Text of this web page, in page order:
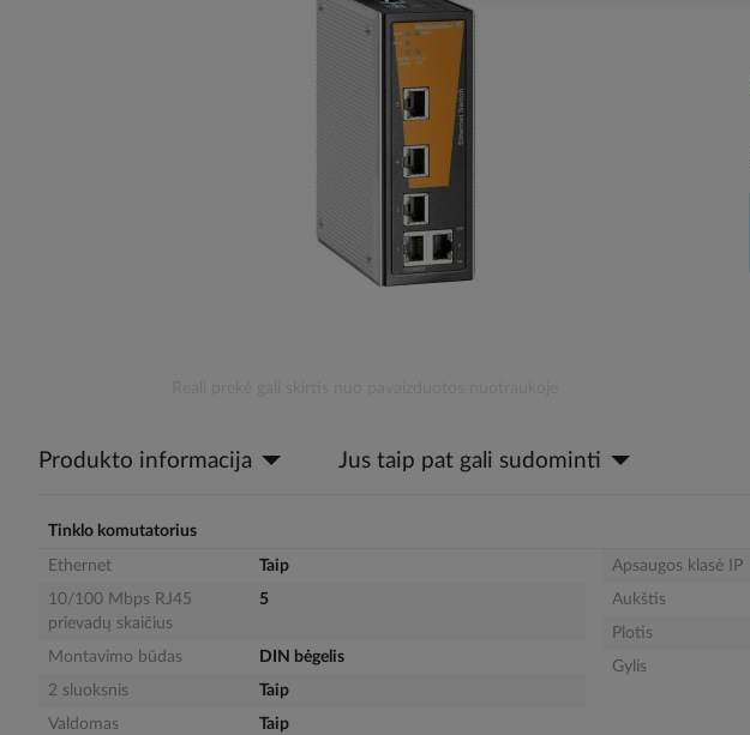
beginning
images
gallery
Produkto informacija Jus taip pat gali sudominti
Tinklo komutatorius
Ethernet
Taip
10/100 Mbps RJ45
prievadų skaičius
5
Montavimo būdas
DIN bėgelis
2 sluoksnis
Taip
Valdomas
Taip
Apsaugos klasė IP
Aukštis
Plotis
Gylis